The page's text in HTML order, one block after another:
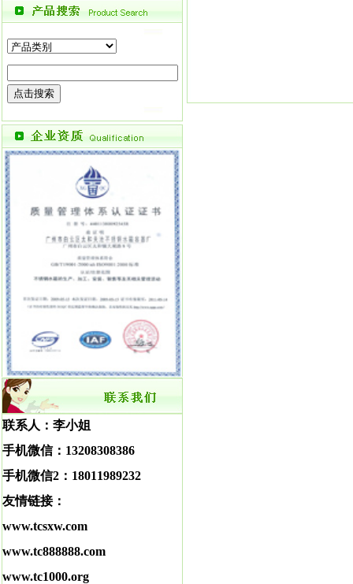
联系人：李小姐
手机微信： 13208308386
手机微信2：18011989232
友情链接：
www.tcsxw.com
www.tc888888.com
www.tc1000.org